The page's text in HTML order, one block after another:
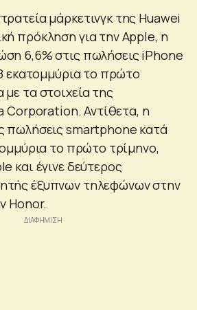
μάρκετινγκ της Huawei
πρόκληση για την Apple, η
6,6% στις πωλήσεις iPhone
εκατομμύρια το πρώτο
τα στοιχεία της
Αντίθετα, η
πωλήσεις smartphone κατά
το πρώτο τρίμηνο,
και έγινε δεύτερος
έξυπνων τηλεφώνων στην
Honor.